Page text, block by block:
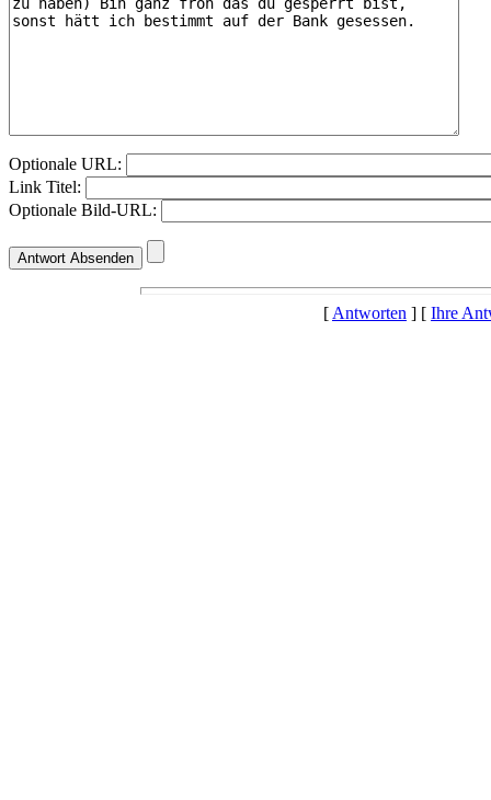
Optionale URL:
Link Titel:
Optionale Bild-URL:
[Antworten ] [ Ihre